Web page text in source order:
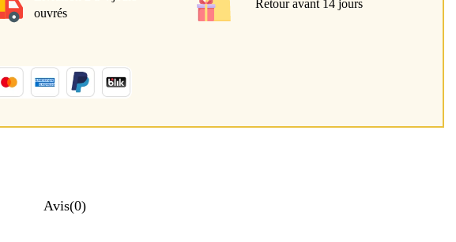
ouvrés
Retour avant 14 jours
Avis(0)